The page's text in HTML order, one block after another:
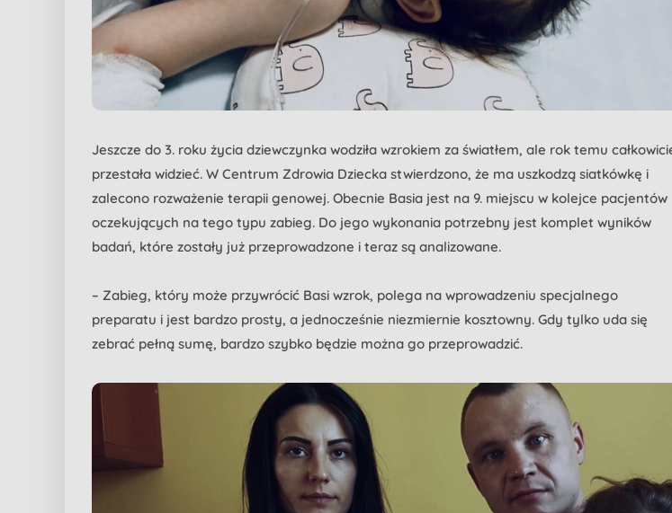
Jeszcze do 3. roku życia dziewczynka wodziła wzrokiem za światłem, ale rok temu
przestała widzieć. W Centrum Zdrowia Dziecka stwierdzono, że ma uszkodzą siatkówkę i
zalecono rozważenie terapii genowej. Obecnie Basia jest na 9. miejscu w kolejce pacjentów
oczekujących na tego typu zabieg. Do jego wykonania potrzebny jest komplet wyników
badań, które zostały już przeprowadzone i teraz są analizowane.
– Zabieg, który może przywrócić Basi wzrok, polega na wprowadzeniu specjalnego
preparatu i jest bardzo prosty, a jednocześnie niezmiernie kosztowny. Gdy tylko uda się
zebrać pełną sumę, bardzo szybko będzie można go przeprowadzić.